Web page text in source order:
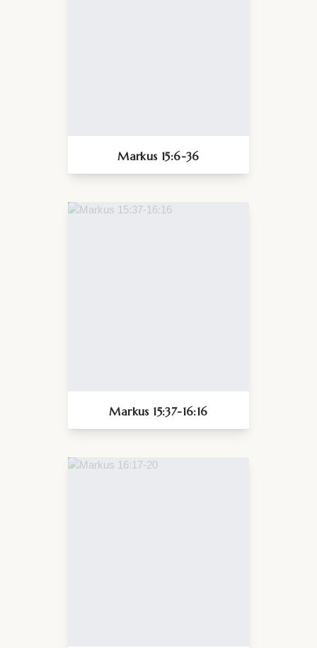
Markus 15:6-36
Markus 15:37-16:16